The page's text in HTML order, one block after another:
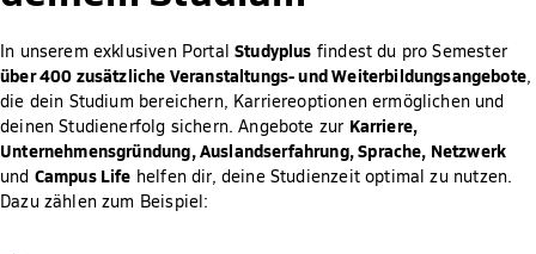
In unserem exklusiven PortalStudyplus findest du pro Semester
über 400 zusätzliche Veranstaltungs- und Weiterbildungsangebote,
die dein Studium bereichern, Karriereoptionen ermöglichen und
deinen Studienerfolg sichern. Angebote zur Karriere,
Unternehmensgründung, Auslandserfahrung, Sprache, Netzwerk
und Campus Life helfen dir, deine Studienzeit optimal zu nutzen.
Dazu zählen zum Beispiel: